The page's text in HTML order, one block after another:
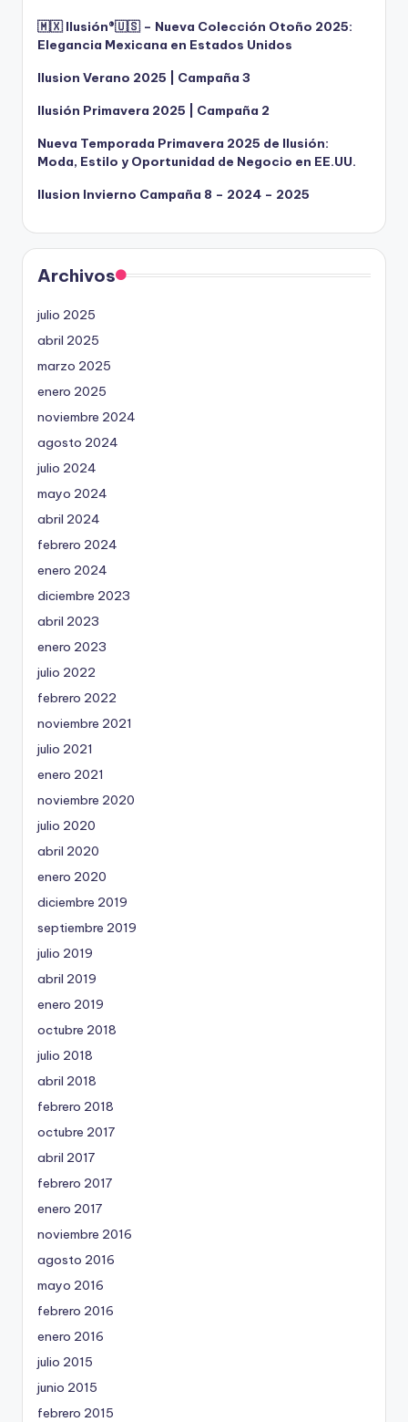
🇲🇽 Ilusión®️🇺🇸 – Nueva Colección Otoño 2025:
Elegancia Mexicana en Estados Unidos
Ilusion Verano 2025 | Campaña 3
Ilusión Primavera 2025 | Campaña 2
Nueva Temporada Primavera 2025 de Ilusión:
Moda, Estilo y Oportunidad de Negocio en EE.UU.
Ilusion Invierno Campaña 8 – 2024 – 2025
Archivos
julio 2025
abril 2025
marzo 2025
enero 2025
noviembre 2024
agosto 2024
julio 2024
mayo 2024
abril 2024
febrero 2024
enero 2024
diciembre 2023
abril 2023
enero 2023
julio 2022
febrero 2022
noviembre 2021
julio 2021
enero 2021
noviembre 2020
julio 2020
abril 2020
enero 2020
diciembre 2019
septiembre 2019
julio 2019
abril 2019
enero 2019
octubre 2018
julio 2018
abril 2018
febrero 2018
octubre 2017
abril 2017
febrero 2017
enero 2017
noviembre 2016
agosto 2016
mayo 2016
febrero 2016
enero 2016
julio 2015
junio 2015
febrero 2015